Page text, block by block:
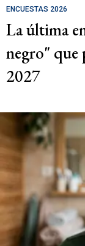
ENCUESTAS 2026
La última
negro" que
2027